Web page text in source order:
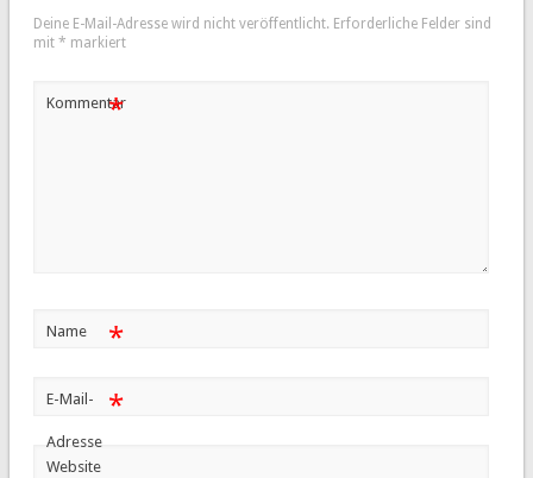
Deine E-Mail-Adresse wird nicht veröffentlicht. Erforderliche Felder sind
mit * markiert
Kommentar
*
Name *
E-Mail-
Adresse
*
Website